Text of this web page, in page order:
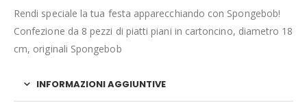
Rendi speciale la tua festa apparecchiando con Spongebob!
Confezione da 8 pezzi di piatti piani in cartoncino, diametro 18
cm, originali Spongebob
INFORMAZIONI AGGIUNTIVE